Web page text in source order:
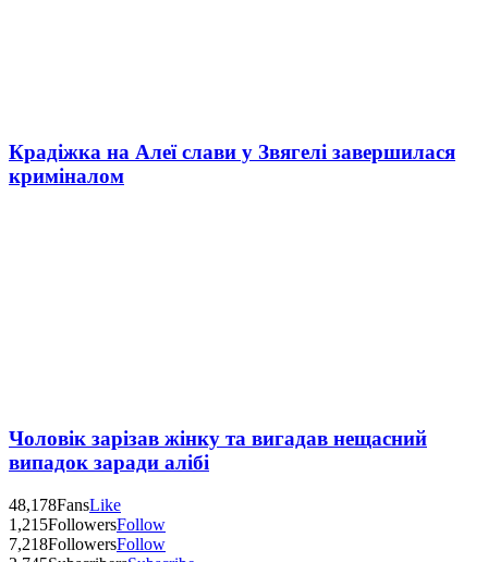
Крадіжка на Алеї слави у Звягелі завершилася
криміналом
Чоловік зарізав жінку та вигадав нещасний
випадок заради алібі
48,178FansLike
1,215FollowersFollow
7,218FollowersFollow